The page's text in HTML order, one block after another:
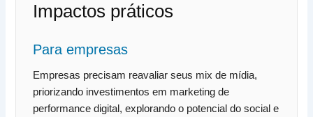
Impactos práticos
Para empresas
Empresas precisam reavaliar seus mix de mídia,
priorizando investimentos em marketing de
performance digital, explorando o potencial do social e